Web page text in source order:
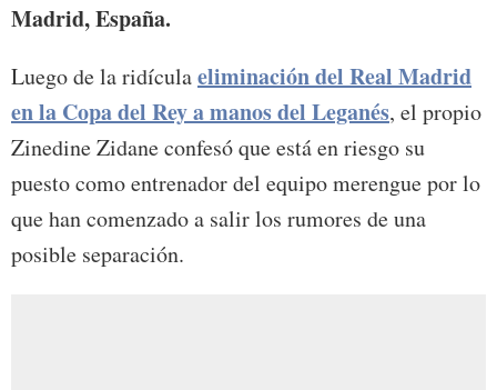
Madrid, España.
Luego de la ridículaeliminación del Real Madrid
en la Copa del Rey a manos del Leganés, el propio
Zinedine Zidane confesó que está en riesgo su
puesto como entrenador del equipo merengue por lo
que han comenzado a salir los rumores de una
posible separación.